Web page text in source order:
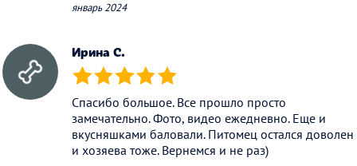
январь 2024
Ирина С.
(*) (*) (*) (*) (*)
Спасибо большое. Все прошло просто
замечательно. Фото, видео ежедневно. Еще и
вкусняшками баловали. Питомец остался доволен
и хозяева тоже. Вернемся и не раз)